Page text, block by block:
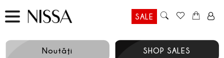
SALE
Noutăţi SHOP SALES